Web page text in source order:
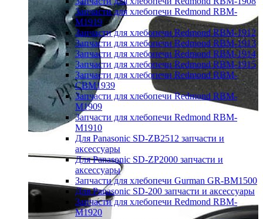
Запчасти для хлебопечи Redmond RBM-
M1919
Запчасти для хлебопечи Redmond RBM-1912
Запчасти для хлебопечи Redmond RBM-1913
Запчасти для хлебопечи Redmond RBM-1914
Запчасти для хлебопечи Redmond RBM-1915
Запчасти для хлебопечи Redmond RBM-
CBM1939
Запчасти для хлебопечи Redmond RBM-
M1909
Запчасти для хлебопечи Redmond RBM-
M1910
Для Panasonic SD-ZB2512 запчасти и
аксессуары
Для Panasonic SD-ZP2000 запчасти и
аксессуары
Запчасти для хлебопечи Gurman GR-BM1500
Для Panasonic SD-200 запчасти и аксессуары
Запчасти для хлебопечи Redmond RBM-
M1920